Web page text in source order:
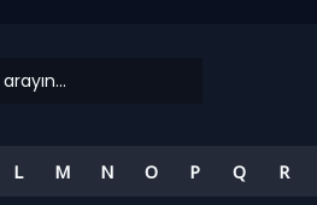
L M N O P Q R